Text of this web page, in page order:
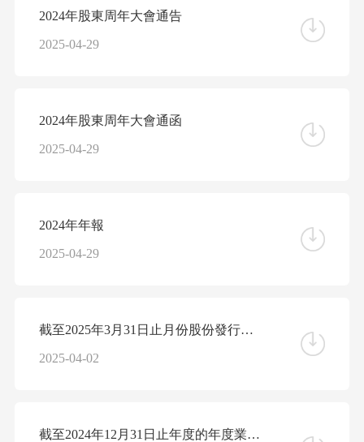
2024年股東周年大會通告
2025-04-29
2024年股東周年大會通函
2025-04-29
2024年年報
2025-04-29
截至2025年3月31日止月份股份發行人的證券變動月報表
2025-04-02
截至2024年12月31日止年度的年度業績公告